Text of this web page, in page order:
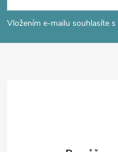
p
a
Vložením e-mailu souhlasíte s